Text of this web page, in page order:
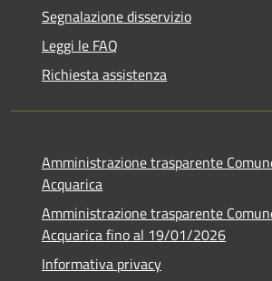
Segnalazione disservizio
Leggi le FAQ
Richiesta assistenza
Amministrazione trasparente
Acquarica
Amministrazione trasparente
Acquarica fino al 19/01/2026
Informativa privacy